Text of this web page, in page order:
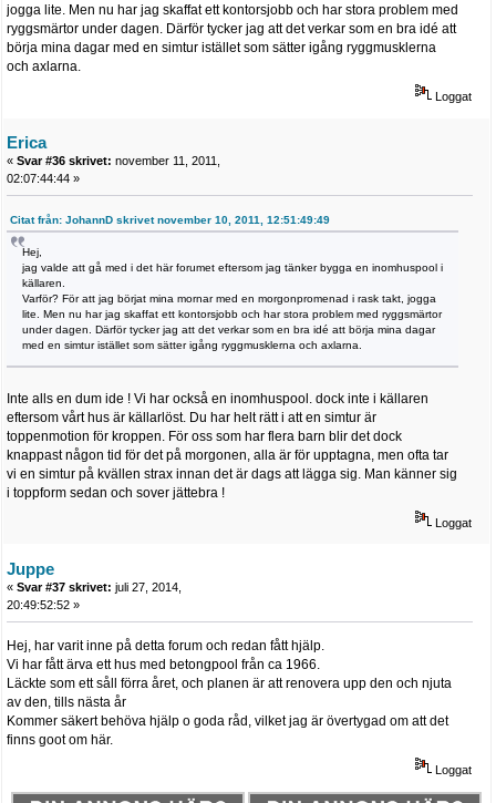
jogga lite. Men nu har jag skaffat ett kontorsjobb och har stora problem med
ryggsmärtor under dagen. Därför tycker jag att det verkar som en bra idé att
börja mina dagar med en simtur istället som sätter igång ryggmusklerna
och axlarna.
Loggat
Erica
« Svar #36 skrivet: november 11, 2011,
02:07:44:44 »
Citat från: JohannD skrivet november 10, 2011, 12:51:49:49
Hej,
jag valde att gå med i det här forumet eftersom jag tänker bygga en inomhuspool i
källaren.
Varför? För att jag börjat mina mornar med en morgonpromenad i rask takt, jogga
lite. Men nu har jag skaffat ett kontorsjobb och har stora problem med ryggsmärtor
under dagen. Därför tycker jag att det verkar som en bra idé att börja mina dagar
med en simtur istället som sätter igång ryggmusklerna och axlarna.
Inte alls en dum ide ! Vi har också en inomhuspool. dock inte i källaren
eftersom vårt hus är källarlöst. Du har helt rätt i att en simtur är
toppenmotion för kroppen. För oss som har flera barn blir det dock
knappast någon tid för det på morgonen, alla är för upptagna, men ofta tar
vi en simtur på kvällen strax innan det är dags att lägga sig. Man känner sig
i toppform sedan och sover jättebra !
Loggat
Juppe
« Svar #37 skrivet: juli 27, 2014,
20:49:52:52 »
Hej, har varit inne på detta forum och redan fått hjälp.
Vi har fått ärva ett hus med betongpool från ca 1966.
Läckte som ett såll förra året, och planen är att renovera upp den och njuta
av den, tills nästa år
Kommer säkert behöva hjälp o goda råd, vilket jag är övertygad om att det
finns goot om här.
Loggat